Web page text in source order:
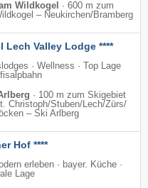
Wildkogel
· 600 m zum
– Neukirchen/​Bramberg
Lech Valley Lodge ****
· Wellness · Top Lage
· 100 m zum Skigebiet
Christoph/​Stuben/​Lech/​Zürs/​
– Ski Arlberg
Hof ****
erleben · bayer. Küche ·
Lage